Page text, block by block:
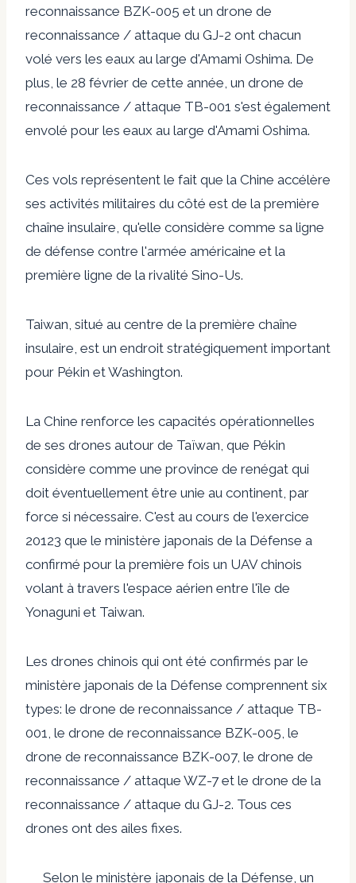
reconnaissance BZK-005 et un drone de
reconnaissance / attaque du GJ-2 ont chacun
volé vers les eaux au large d'Amami Oshima. De
plus, le 28 février de cette année, un drone de
reconnaissance / attaque TB-001 s'est également
envolé pour les eaux au large d'Amami Oshima.
Ces vols représentent le fait que la Chine accélère
ses activités militaires du côté est de la première
chaîne insulaire, qu'elle considère comme sa ligne
de défense contre l'armée américaine et la
première ligne de la rivalité Sino-Us.
Taiwan, situé au centre de la première chaîne
insulaire, est un endroit stratégiquement important
pour Pékin et Washington.
La Chine renforce les capacités opérationnelles
de ses drones autour de Taïwan, que Pékin
considère comme une province de renégat qui
doit éventuellement être unie au continent, par
force si nécessaire. C'est au cours de l'exercice
20123 que le ministère japonais de la Défense a
confirmé pour la première fois un UAV chinois
volant à travers l'espace aérien entre l'île de
Yonaguni et Taiwan.
Les drones chinois qui ont été confirmés par le
ministère japonais de la Défense comprennent six
types: le drone de reconnaissance / attaque TB-
001, le drone de reconnaissance BZK-005, le
drone de reconnaissance BZK-007, le drone de
reconnaissance / attaque WZ-7 et le drone de la
reconnaissance / attaque du GJ-2. Tous ces
drones ont des ailes fixes.
Selon le ministère japonais de la Défense, un